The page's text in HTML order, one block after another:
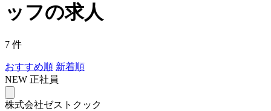
ッフの求人
7 件
おすすめ順 新着順
NEW 正社員
株式会社ゼストクック